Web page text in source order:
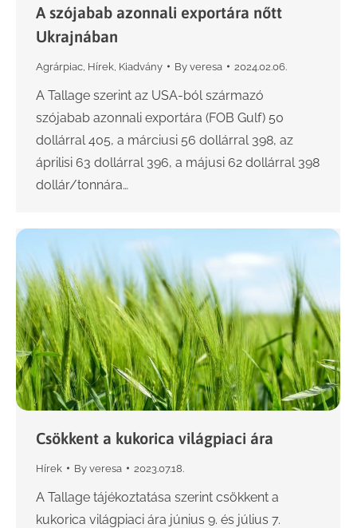
A szójabab azonnali exportára nőtt
Ukrajnában
Agrárpiac Hírek Kiadvány By veresa 2024.02.06.
A Tallage szerint az USA-ból származó
szójabab azonnali exportára (FOB Gulf) 50
dollárral 405, a márciusi 56 dollárral 398, az
áprilisi 63 dollárral 396, a májusi 62 dollárral 398
dollár/tonnára…
Csökkent a kukorica világpiaci ára
Hírek By veresa 2023.07.18.
A Tallage tájékoztatása szerint csökkent a
kukorica világpiaci ára június 9. és július 7.